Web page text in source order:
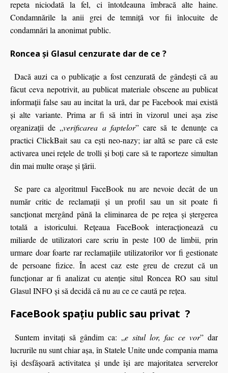
repeta niciodată la fel, ci întotdeauna îmbracă alte haine.
Condamnările la anii grei de temniță vor fii înlocuite de
condamnări la anonimat public.
Roncea și Glasul cenzurate dar de ce ?
Dacă auzi ca o publicaţie a fost cenzurată de gândeşti că au
făcut ceva nepotrivit, au publicat materiale obscene au publicat
informaţii false sau au incitat la ură, dar pe Facebook mai există
şi alte variante. Prima ar fi să intri în vizorul unei aşa zise
organizaţii de „verificarea a faptelor” care să te denunțe ca
practici ClickBait sau ca ești neo-nazy; iar altă se pare că este
activarea unei reţele de trolli şi boţi care să te raporteze simultan
din mai multe oraşe şi ţării.
Se pare ca algoritmul FaceBook nu are nevoie decât de un
număr critic de reclamaţii şi un profil sau un sit poate fi
sancţionat mergând până la eliminarea de pe reţea şi ştergerea
totală a istoricului. Reţeaua FaceBook interacţionează cu
miliarde de utilizatori care scriu în peste 100 de limbii, prin
urmare doar foarte rar reclamaţiile utilizatorilor vor fi gestionate
de persoane fizice. În acest caz este greu de crezut că un
funcţionar ar fi analizat cu atenţie situl Roncea RO sau situl
Glasul INFO şi să decidă că nu au ce ce caută pe reţea.
FaceBook spațiu public sau privat ?
Suntem invitaţi să gândim ca: „e situl lor, fac ce vor” dar
lucrurile nu sunt chiar aşa, în Statele Unite unde compania mama
îşi desfăşoară activitatea şi unde îşi are majoritatea serverelor